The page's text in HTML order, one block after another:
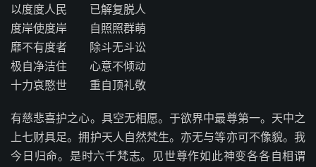
以度度人民 已解复脱人
度岸使度岸 自照照群萌
靡不有度者 除斗无斗讼
极自净洁住 心意不倾动
十力哀愍世 重自顶礼敬
有慈悲喜护之心。具空无相愿。于欲界中最尊第一。天中之
上七财具足。拥护天人自然梵生。亦无与等亦可不像貌。我
今日归命。是时六千梵志。见世尊作如此神变各各自相谓